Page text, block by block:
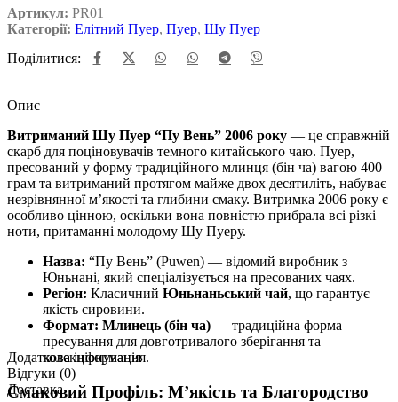
Артикул: PR01
Категорії: Елітний Пуер, Пуер, Шу Пуер
Поділитися:
Опис
Витриманий Шу Пуер “Пу Вень” 2006 року — це справжній
скарб для поціновувачів темного китайського чаю. Пуер,
пресований у форму традиційного млинця (бін ча) вагою 400
грам та витриманий протягом майже двох десятиліть, набуває
незрівнянної м’якості та глибини смаку. Витримка 2006 року є
особливо цінною, оскільки вона повністю прибрала всі різкі
ноти, притаманні молодому Шу Пуеру.
Назва: “Пу Вень” (Puwen) — відомий виробник з
Юньнані, який спеціалізується на пресованих чаях.
Регіон: Класичний Юньнаньський чай, що гарантує
якість сировини.
Формат: Млинець (бін ча) — традиційна форма
пресування для довготривалого зберігання та
колекціонування.
Смаковий Профіль: М’якість та Благородство
Додаткова інформація
Відгуки (0)
Доставка